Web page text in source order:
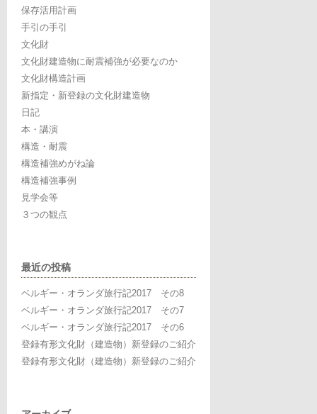
保存活用計画
手引の手引
文化財
文化財建造物に耐震補強が必要なのか
文化財構造計画
新指定・新登録の文化財建造物
日記
本・講演
構造・耐震
構造補強めがね論
構造補強事例
見学会等
３つの観点
最近の投稿
ベルギー・オランダ旅行記2017 その8
ベルギー・オランダ旅行記2017 その7
ベルギー・オランダ旅行記2017 その6
登録有形文化財（建造物）新登録のご紹介
登録有形文化財（建造物）新登録のご紹介